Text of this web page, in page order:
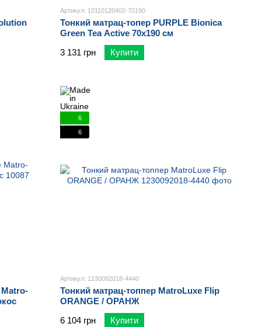
Артикул: 10110120402-70190
Тонкий матрац-топер PURPLE Bionica
Green Tea Active 70х190 см
3 131 грн
Купити
6
6
Артикул: 1230092018-4440
Тонкий матрац-топпер MatroLuxe Flip
ORANGE / ОРАНЖ
6 104 грн
Купити